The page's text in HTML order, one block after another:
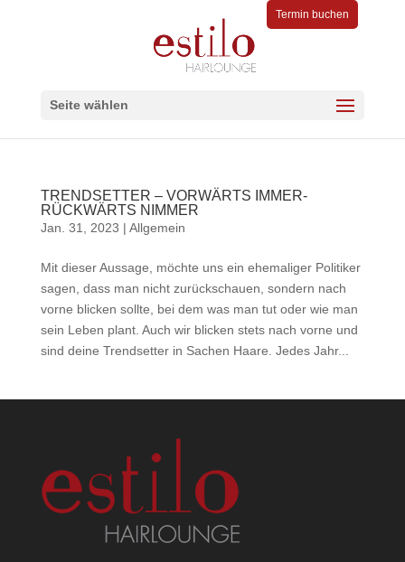
Termin buchen
Seite wählen
TRENDSETTER – VORWÄRTS IMMER-
RÜCKWÄRTS NIMMER
Jan. 31, 2023 | Allgemein
Mit dieser Aussage, möchte uns ein ehemaliger Politiker
sagen, dass man nicht zurückschauen, sondern nach
vorne blicken sollte, bei dem was man tut oder wie man
sein Leben plant. Auch wir blicken stets nach vorne und
sind deine Trendsetter in Sachen Haare. Jedes Jahr...